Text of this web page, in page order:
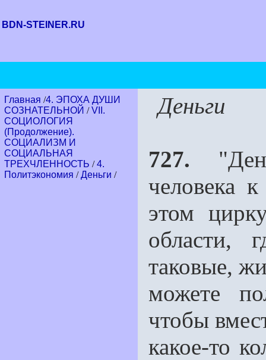
BDN-STEINER.RU
Главная /4. ЭПОХА ДУШИ
СОЗНАТЕЛЬНОЙ /VII.
СОЦИОЛОГИЯ
(Продолжение).
СОЦИАЛИЗМ И
СОЦИАЛЬНАЯ
ТРЕХЧЛЕННОСТЬ /4.
Политэкономия /Деньги /
Деньги
727.
человека
этом
области,
таковые,
можете
чтобы
какое-то